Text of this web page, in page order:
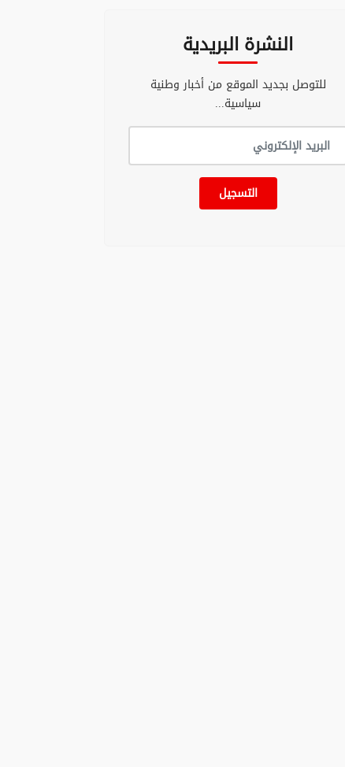
النشرة البريدية
للتوصل بجديد الموقع من أخبار وطنية
سياسية...
التسجيل